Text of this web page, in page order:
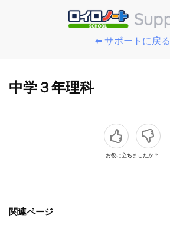
⬅️ サポートに戻る
中学３年理科
お役に立ちましたか？
関連ページ